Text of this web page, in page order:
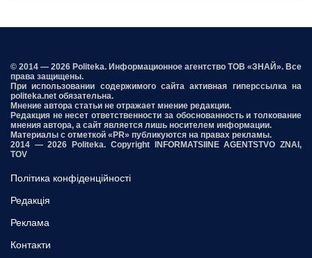
© 2014 — 2026 Politeka. Информационное агентство ТОВ «ЗНАЙ». Все
права защищены.
При использовании содержимого сайта активная гиперссылка на
politeka.net обязательна.
Мнение автора статьи не отражает мнение редакции.
Редакция не несет ответственности за обоснованность и толкование
мнения автора, а сайт является лишь носителем информации.
Материалы с отметкой «PR» публикуются на правах рекламы.
2014 — 2026 Politeka. Copyright INFORMATSIINE AGENTSTVO ZNAI,
TOV
Політика конфіденційності
Редакція
Реклама
Контакти